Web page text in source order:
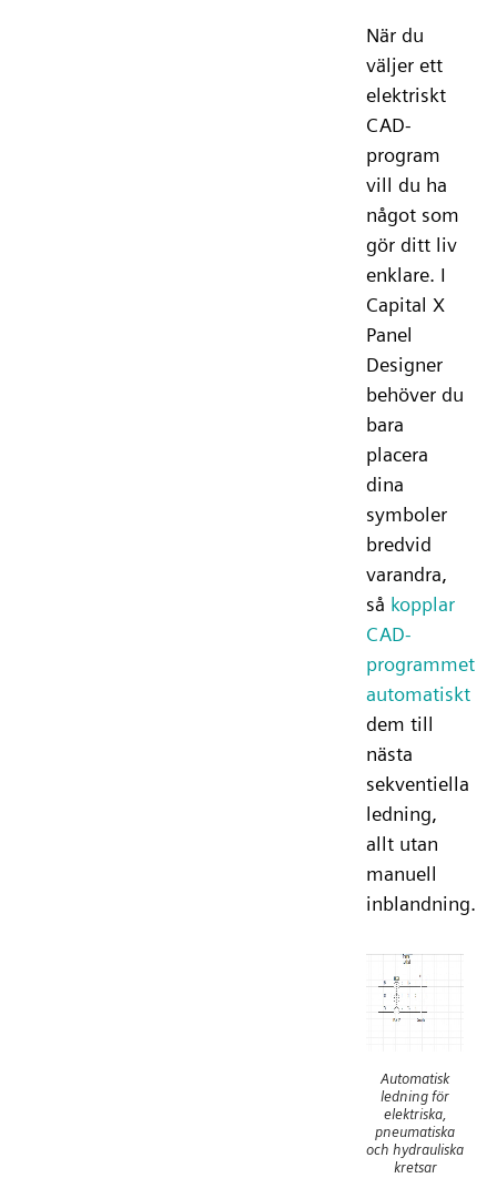
När du
väljer ett
elektriskt
CAD-
program
vill du ha
något som
gör ditt liv
enklare. I
Capital X
Panel
Designer
behöver du
bara
placera
dina
symboler
bredvid
varandra,
så kopplar
CAD-
programmet
automatiskt
dem till
nästa
sekventiella
ledning,
allt utan
manuell
inblandning.
Automatisk
ledning för
elektriska,
pneumatiska
och hydrauliska
kretsar